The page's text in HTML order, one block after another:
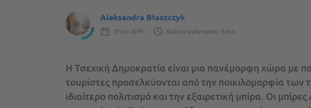
Aleksandra Błaszczyk
17 Ιαν 2019 Χρόνος ανάγνωσης: 3 min
Η Τσεχική Δημοκρατία είναι μια πανέμορφη χώρα με
τουρίστες προσελκύονται από την ποικιλομορφία των
ιδιαίτερο πολιτισμό και την εξαιρετική μπίρα. Οι